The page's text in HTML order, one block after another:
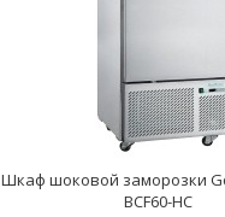
Шкаф шоковой заморозки
BCF60-HC